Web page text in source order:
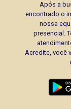
Após a
encontrado o
nossa
presencial.
Acredite, você